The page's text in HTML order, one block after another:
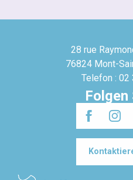
28 rue
76824 Mont-
Telefon : 02
Folgen